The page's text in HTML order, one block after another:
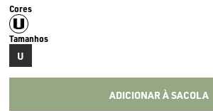
U
ADICIONAR À SACOLA